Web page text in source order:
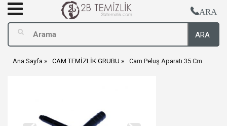
ARA
ARA
Ana Sayfa CAM TEMİZLİK GRUBU Cam Peluş Aparatı 35 Cm